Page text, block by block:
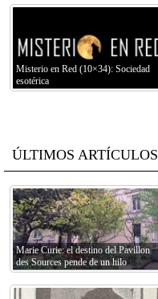
Misterio en Red (10×34): Sociedad
esotérica
ÚLTIMOS ARTÍCULOS
Marie Curie: el destino del Pavillon
des Sources pende de un hilo